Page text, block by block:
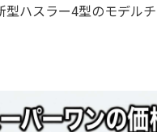
型ハスラー4型のモデル